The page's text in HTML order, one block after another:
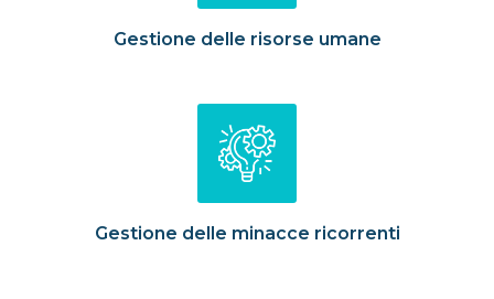
Gestione delle risorse umane
Gestione delle minacce ricorrenti